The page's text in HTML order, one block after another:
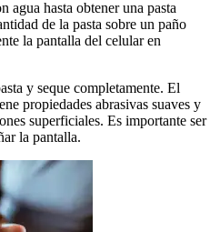
agua hasta obtener una pasta
de la pasta sobre un paño
la pantalla del celular en
y seque completamente. El
propiedades abrasivas suaves y
superficiales. Es importante ser
la pantalla.